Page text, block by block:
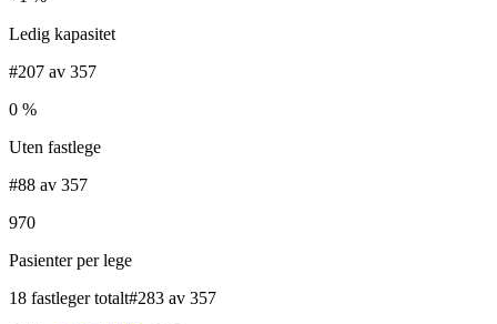
Ledig kapasitet
#207 av 357
0 %
Uten fastlege
#88 av 357
970
Pasienter per lege
18 fastleger totalt#283 av 357